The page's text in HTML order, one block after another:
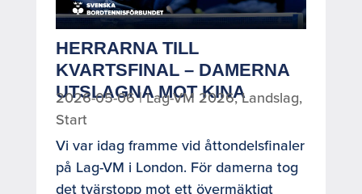
HERRARNA TILL
KVARTSFINAL – DAMERNA
UTSLAGNA MOT KINA
2026-05-06|Lag-VM 2026,Landslag,
Start
Vi var idag framme vid åttondelsfinaler
på Lag-VM i London. För damerna tog
det tvärstopp mot ett övermäktigt